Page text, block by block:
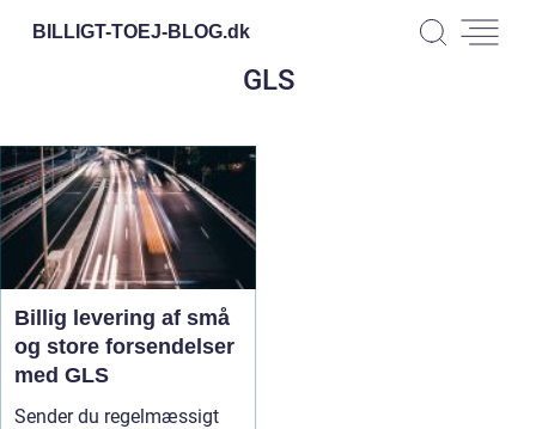
BILLIGT-TOEJ-BLOG.dk
GLS
Billig levering af små
og store forsendelser
med GLS
Sender du regelmæssigt